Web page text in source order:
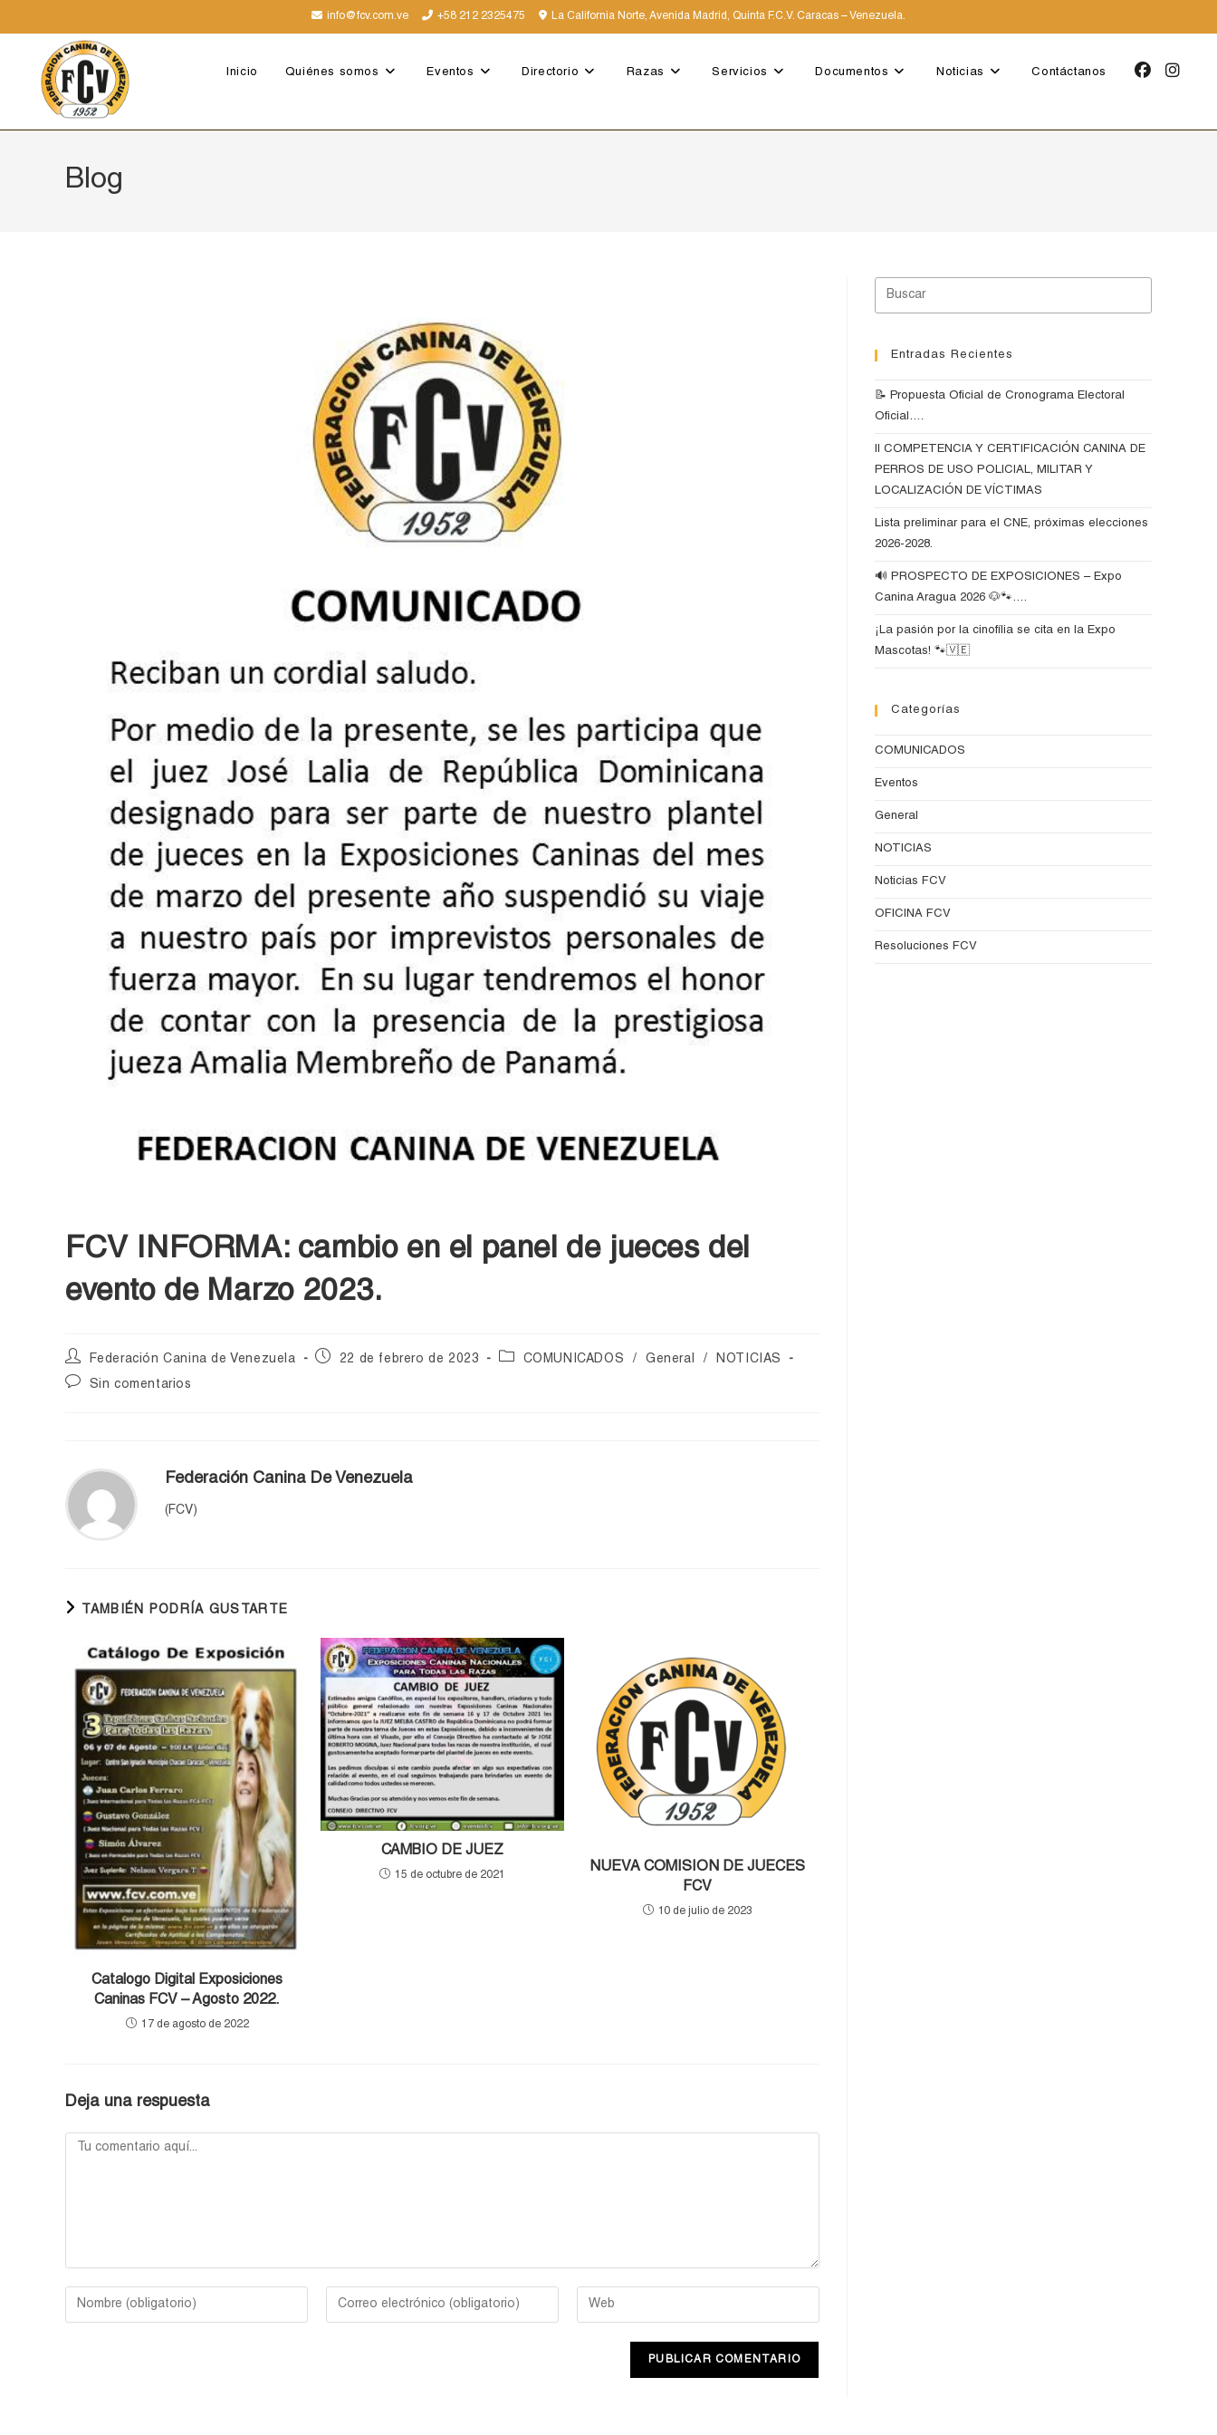
info@fcv.com.ve +58 212 2325475 La California Norte, Avenida Madrid, Quinta F.C.V. Caracas – Venezuela.
Inicio Quiénes somos Eventos Directorio Razas Servicios Documentos Noticias Contáctanos
Blog
FCV INFORMA: cambio en el panel de jueces del
evento de Marzo 2023.
Federación Canina de Venezuela 22 de febrero de 2023 COMUNICADOS / General /
NOTICIAS
Sin comentarios
Federación Canina De Venezuela
(FCV)
TAMBIÉN PODRÍA GUSTARTE
Catalogo Digital Exposiciones
Caninas FCV – Agosto 2022.
17 de agosto de 2022
CAMBIO DE JUEZ
15 de octubre de 2021
NUEVA COMISION DE JUECES
FCV
10 de julio de 2023
Deja una respuesta
Entradas Recientes
📝 Propuesta Oficial de Cronograma Electoral
Oficial….
II COMPETENCIA Y CERTIFICACIÓN CANINA DE
PERROS DE USO POLICIAL, MILITAR Y
LOCALIZACIÓN DE VÍCTIMAS
Lista preliminar para el CNE, próximas elecciones
2026-2028.
🔊 PROSPECTO DE EXPOSICIONES – Expo
Canina Aragua 2026 🐶🐾….
¡La pasión por la cinofília se cita en la Expo
Mascotas! 🐾🇻🇪
Categorías
COMUNICADOS
Eventos
General
NOTICIAS
Noticias FCV
OFICINA FCV
Resoluciones FCV